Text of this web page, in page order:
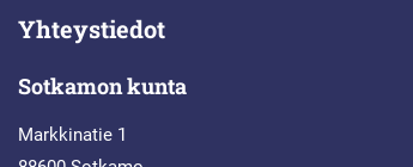
Yhteystiedot
Sotkamon kunta
Markkinatie 1